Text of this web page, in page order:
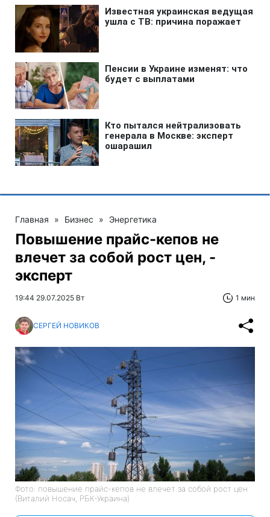
Главная » Бизнес » Энергетика
Повышение прайс-кепов не
влечет за собой рост цен, -
эксперт
19:44 29.07.2025 Вт 1 мин
СЕРГЕЙ НОВИКОВ
Фото: повышение прайс-кепов не влечет за собой рост цен
(Виталий Носач, РБК-Украина)